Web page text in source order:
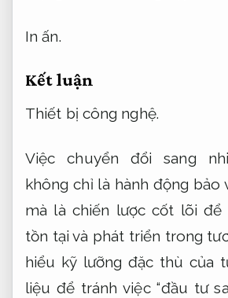
In ấn.
Kết luận
Thiết bị công nghệ.
Việc chuyển đổi sang
không chỉ là hành động bảo
mà là chiến lược cốt lõi để
tồn tại và phát triển trong
hiểu kỹ lưỡng đặc thù của
liệu để tránh việc “đầu tư